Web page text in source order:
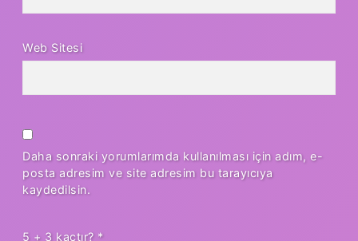
Web Sitesi
Daha sonraki yorumlarımda kullanılması için adım, e-
posta adresim ve site adresim bu tarayıcıya
kaydedilsin.
5 + 3 kaçtır? *